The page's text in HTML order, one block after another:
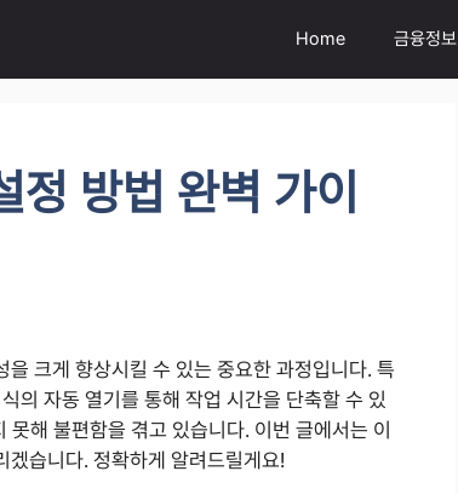
Home 금융정보
방법 완벽 가이
크게 향상시킬 수 있는 중요한 과정입니다. 특
의 자동 열기를 통해 작업 시간을 단축할 수 있
해 불편함을 겪고 있습니다. 이번 글에서는 이
겠습니다. 정확하게 알려드릴게요!